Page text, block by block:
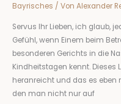
Bayrisches / Von Alexander
Servus Ihr Lieben, ich glaub,
Gefühl, wenn Einem beim
besonderen Gerichts in die
Kindheitstagen kennt.
heranreicht und das es eben
den man nicht nur auf
Besten!